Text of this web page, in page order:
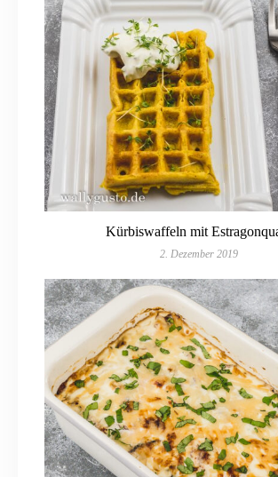
Kürbiswaffeln mit
2. Dezember 2019